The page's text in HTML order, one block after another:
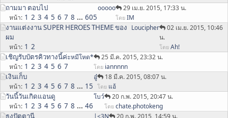
ถามมา ตอบไป
หน้า 1 2 3 4 5 6 7 8 ... 605
ooooo 29 เม.ย. 2015, 17:33 น.
โดย IM
งานแต่งงาน SUPER HEROES THEME ของ
ผม
หน้า 1 2
Loucipher
02 เม.ย. 2015, 10:46
น.
โดย Ah!
เชิญรับบัตรคิวทางนี้ค่ะ
หน้า 1 2 3 4 5 6 7
หมีโหด* 25 มี.ค. 2015, 23:32 น.
โดย iannnnn
เงินเก็บ
หน้า 1 2 3 4 5 6 7 8 ... 15
อู๋ 18 มี.ค. 2015, 08:07 น.
โดย แอ้
วันนี้วันเกิดแอนดู
หน้า 1 2 3 4 5 6 7 8 ... 46
โบว์ 20 ก.พ. 2015, 20:47 น.
โดย chate.photokeng
ธงปัตตานี |<3N 20 ก.พ. 2015, 14:59 น.